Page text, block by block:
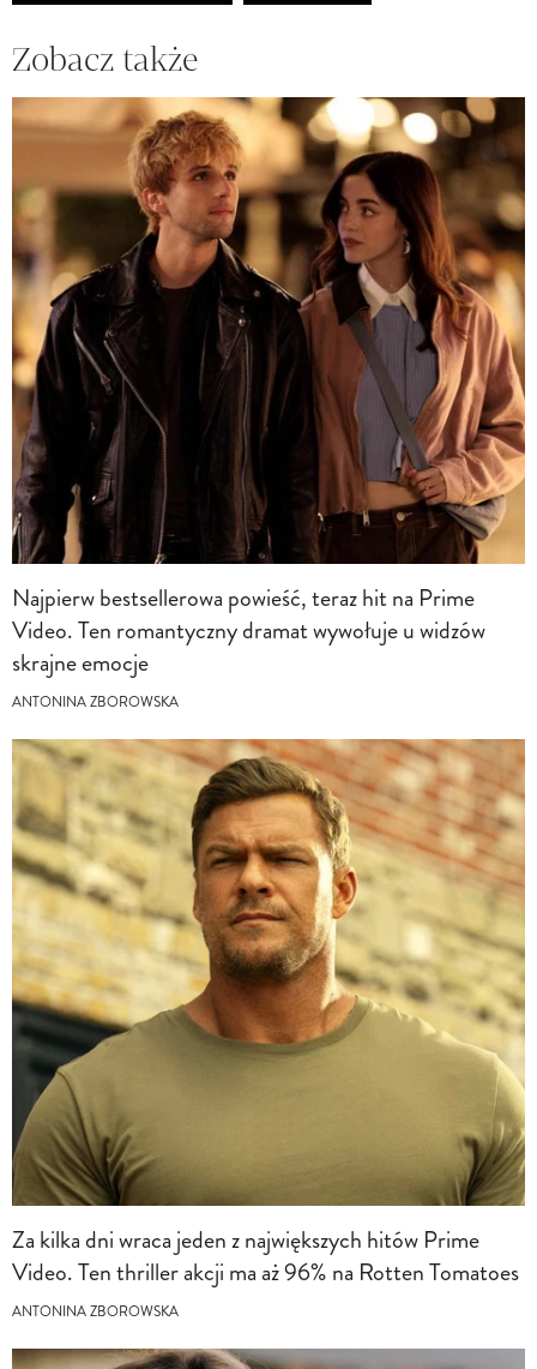
Zobacz także
Najpierw bestsellerowa powieść, teraz hit na Prime
Video. Ten romantyczny dramat wywołuje u widzów
skrajne emocje
ANTONINA ZBOROWSKA
Za kilka dni wraca jeden z największych hitów Prime
Video. Ten thriller akcji ma aż 96% na Rotten Tomatoes
ANTONINA ZBOROWSKA